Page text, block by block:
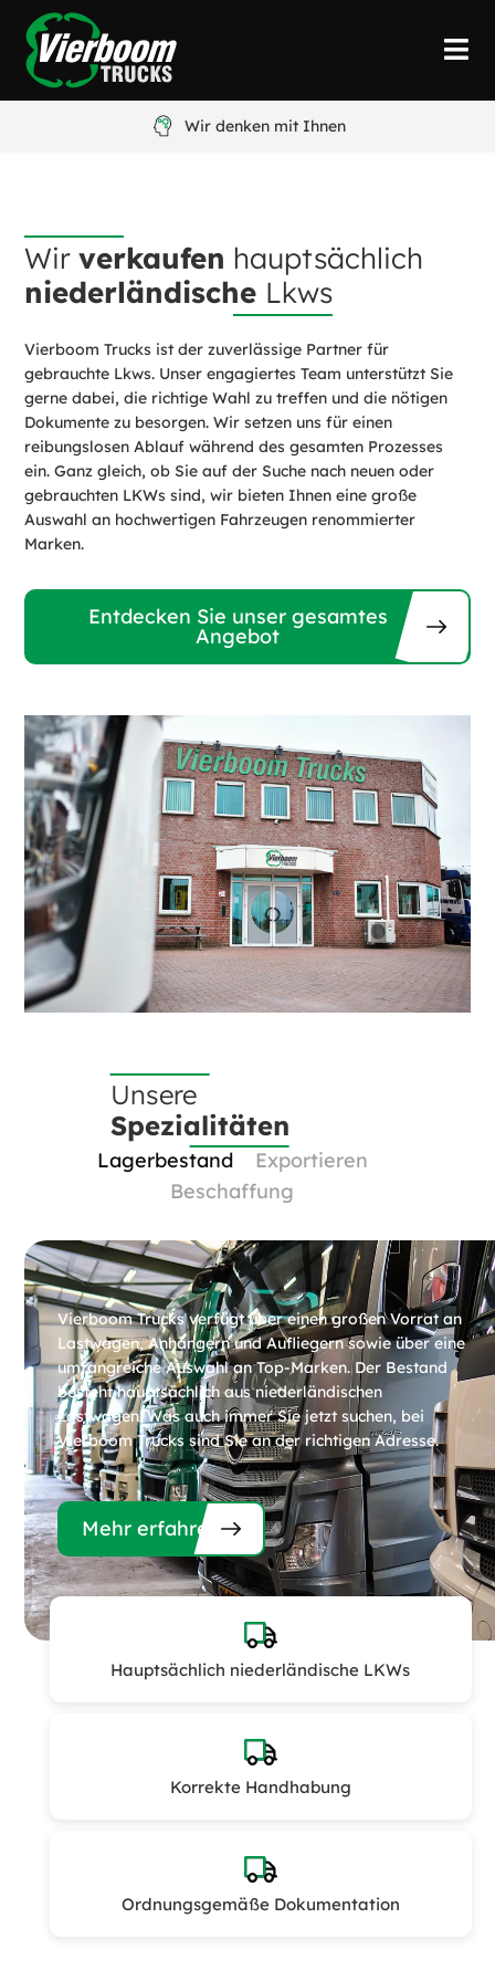
Wir denken mit Ihnen
Wirverkaufen hauptsächlich
niederländische Lkws
Vierboom Trucks ist der zuverlässige Partner für
gebrauchte Lkws. Unser engagiertes Team unterstützt Sie
gerne dabei, die richtige Wahl zu treffen und die nötigen
Dokumente zu besorgen. Wir setzen uns für einen
reibungslosen Ablauf während des gesamten Prozesses
ein. Ganz gleich, ob Sie auf der Suche nach neuen oder
gebrauchten LKWs sind, wir bieten Ihnen eine große
Auswahl an hochwertigen Fahrzeugen renommierter
Marken.
Entdecken Sie unser gesamtes
Angebot
Unsere
Spezialitäten
Lagerbestand
Exportieren
Beschaffung
Vierboom Trucks verfügt über einen großen Vorrat an
Lastwagen, Anhängern und Aufliegern sowie über eine
umfangreiche Auswahl an Top-Marken. Der Bestand
besteht hauptsächlich aus niederländischen
Lastwagen. Was auch immer Sie jetzt suchen, bei
Vierboom Trucks sind Sie an der richtigen Adresse.
Mehr erfahren
Hauptsächlich niederländische LKWs
Korrekte Handhabung
Ordnungsgemäße Dokumentation